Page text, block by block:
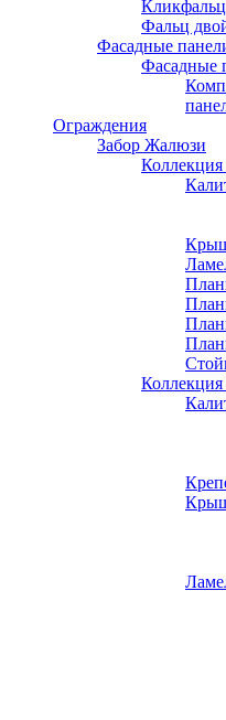
Фальц
Фасадные
Фасадные
Ограждения
Забор Жалюзи
Коллекция
Коллекция